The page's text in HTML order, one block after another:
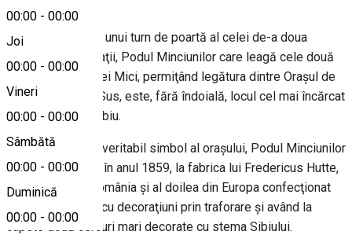
00:00 - 00:00
Joi
00:00 - 00:00
Vineri
00:00 - 00:00
Sâmbătă
00:00 - 00:00
Duminică
00:00 - 00:00
Construit pe locul unui turn de poartă al celei de-a doua
incinte de fortificaţii, Podul Minciunilor care leagă cele două
sectoare ale Pieţei Mici, permiţând legătura dintre Oraşul de
Jos şi Oraşul de Sus, este, fără îndoială, locul cel mai încărcat
de legendă din Sibiu.
Reprezentând un veritabil simbol al oraşului, Podul Minciunilor
a fost reconstruit în anul 1859, la fabrica lui Fredericus Hutte,
fiind primul din România şi al doilea din Europa confecţionat
din fontă turnată, cu decoraţiuni prin traforare şi având la
capete două cercuri mari decorate cu stema Sibiului.